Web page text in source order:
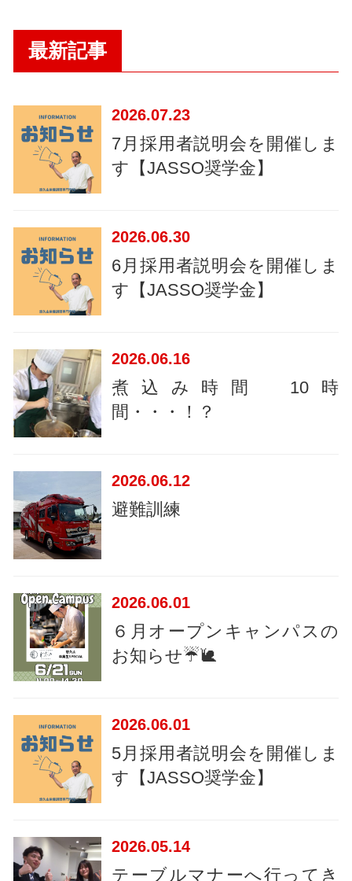
最新記事
2026 07.23
7月採用者説明会を開催しま
す【JASSO奨学金】
2026 06.30
6月採用者説明会を開催しま
す【JASSO奨学金】
2026 06.16
煮込み時間 10時
間・・・！？
2026 06.12
避難訓練
2026 06.01
６月オープンキャンパスの
お知らせ☔🐌
2026 06.01
5月採用者説明会を開催しま
す【JASSO奨学金】
2026 05.14
テーブルマナーへ行ってき